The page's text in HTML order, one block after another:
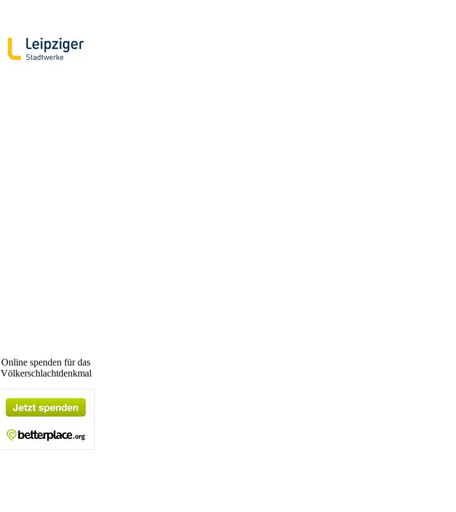
Online spenden für das
Völkerschlachtdenkmal